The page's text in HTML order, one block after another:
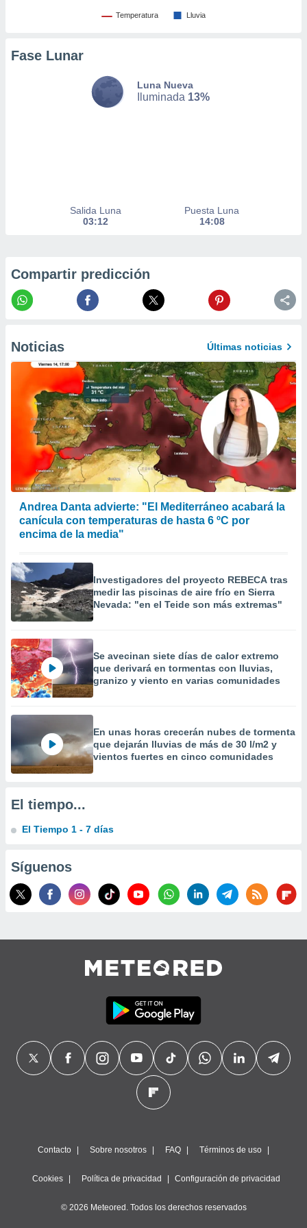
en
utilizar
crear un
uso de
contenido
medir el
el
de
o a través
de
de
con el
e
mediante
publicidad
1199
Temperatura Lluvia
Fase Lunar
Luna Nueva
Iluminada 13%
Salida Luna
03:12
Puesta Luna
14:08
Compartir predicción
Noticias Últimas noticias
Andrea Danta advierte: "El Mediterráneo acabará la
canícula con temperaturas de hasta 6 ºC por
encima de la media"
Investigadores del proyecto REBECA tras
medir las piscinas de aire frío en Sierra
Nevada: "en el Teide son más extremas"
Se avecinan siete días de calor extremo
que derivará en tormentas con lluvias,
granizo y viento en varias comunidades
En unas horas crecerán nubes de tormenta
que dejarán lluvias de más de 30 l/m2 y
vientos fuertes en cinco comunidades
El tiempo...
El Tiempo 1 - 7 días
Síguenos
Contacto Sobre nosotros FAQ Términos de uso
Cookies Política de privacidad Configuración de privacidad
© 2026 Meteored. Todos los derechos reservados